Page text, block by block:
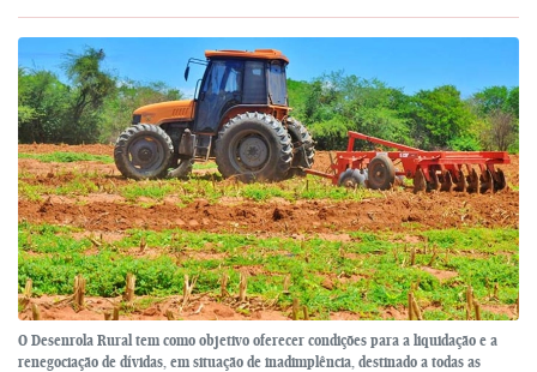
O Desenrola Rural tem como objetivo oferecer condições para a liquidação e a
renegociação de dívidas, em situação de inadimplência, destinado a todas as